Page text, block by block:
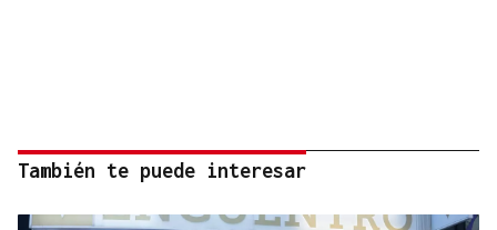
También te puede interesar